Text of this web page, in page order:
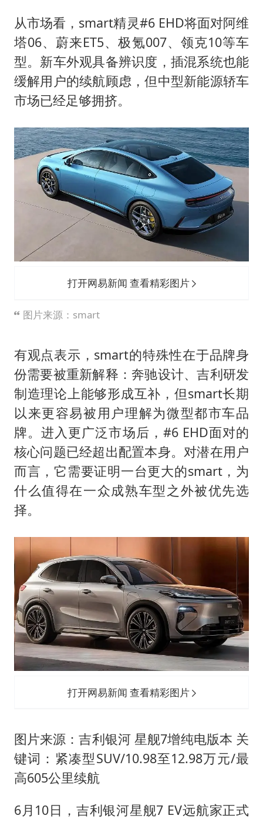
从市场看，smart精灵#6 EHD将面对阿维
塔06、蔚来ET5、极氪007、领克10等车
型。新车外观具备辨识度，插混系统也能
缓解用户的续航顾虑，但中型新能源轿车
市场已经足够拥挤。
打开网易新闻 查看精彩图片
图片来源：smart
有观点表示，smart的特殊性在于品牌身
份需要被重新解释：奔驰设计、吉利研发
制造理论上能够形成互补，但smart长期
以来更容易被用户理解为微型都市车品
牌。进入更广泛市场后，#6 EHD面对的
核心问题已经超出配置本身。对潜在用户
而言，它需要证明一台更大的smart，为
什么值得在一众成熟车型之外被优先选
择。
打开网易新闻 查看精彩图片
图片来源：吉利银河 星舰7增纯电版本 关
键词：紧凑型SUV/10.98至12.98万元/最
高605公里续航
6月10日，吉利银河星舰7 EV远航家正式